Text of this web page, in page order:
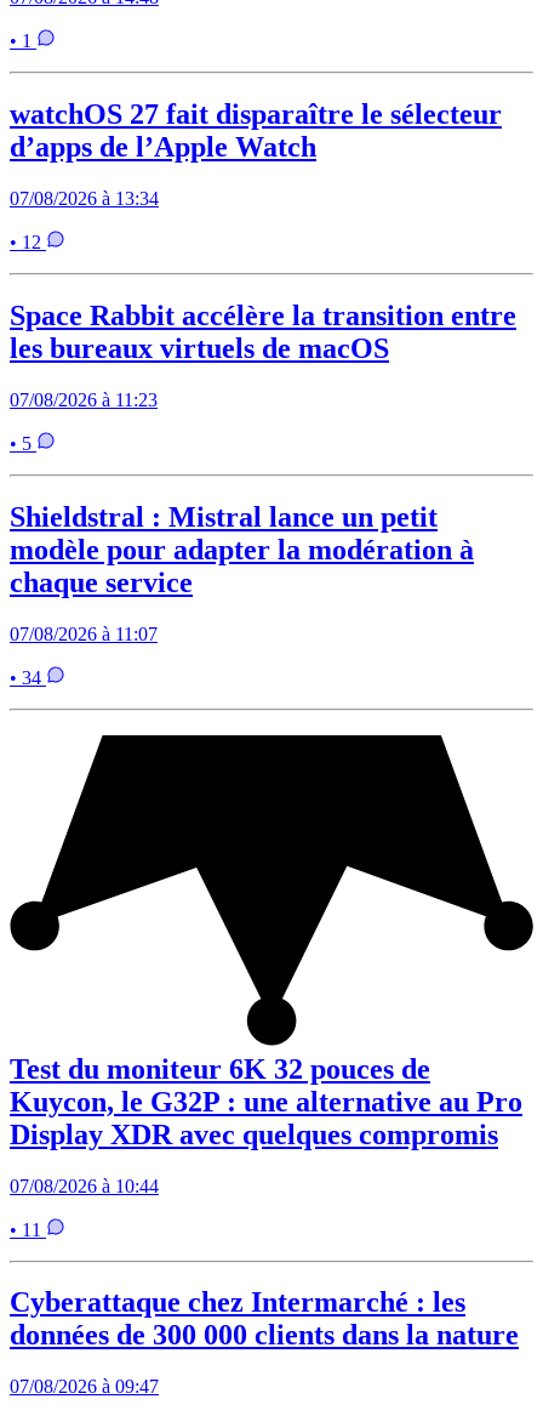
• 1
watchOS 27 fait disparaître le sélecteur
d’apps de l’Apple Watch
07/08/2026 à 13:34
• 12
Space Rabbit accélère la transition entre
les bureaux virtuels de macOS
07/08/2026 à 11:23
• 5
Shieldstral : Mistral lance un petit
modèle pour adapter la modération à
chaque service
07/08/2026 à 11:07
• 34
Test du moniteur 6K 32 pouces de
Kuycon, le G32P : une alternative au Pro
Display XDR avec quelques compromis
07/08/2026 à 10:44
• 11
Cyberattaque chez Intermarché : les
données de 300 000 clients dans la nature
07/08/2026 à 09:47